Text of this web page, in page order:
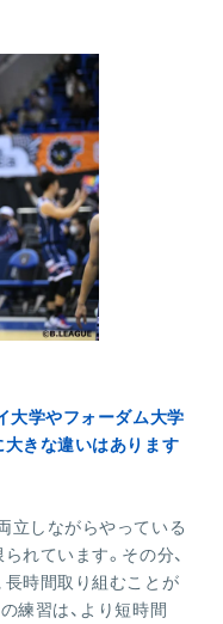
大学やフォーダム大学
大きな違いはあります
立しながらやっている
れています。その分、
長時間取り組むことが
練習は、より短時間